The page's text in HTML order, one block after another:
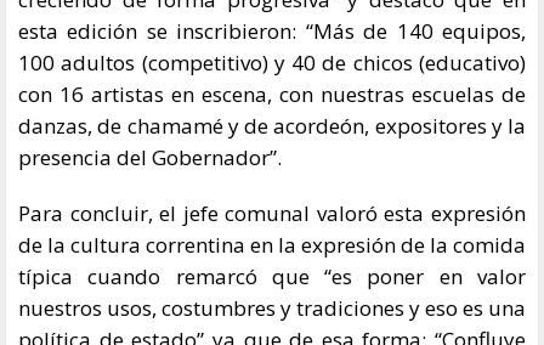
esta edición se inscribieron: “Más de 140 equipos,
100 adultos (competitivo) y 40 de chicos (educativo)
con 16 artistas en escena, con nuestras escuelas de
danzas, de chamamé y de acordeón, expositores y la
presencia del Gobernador”.
Para concluir, el jefe comunal valoró esta expresión
de la cultura correntina en la expresión de la comida
típica cuando remarcó que “es poner en valor
nuestros usos, costumbres y tradiciones y eso es una
política de estado” ya que de esa forma: “Confluye